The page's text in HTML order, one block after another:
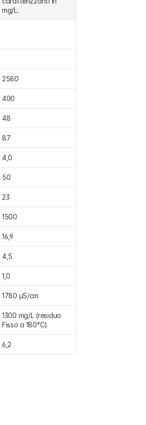
mg/L:
2580
400
48
87
4,0
50
23
1500
16,9
4,5
1,0
1780 μS/cm
1300 mg/L (residuo
Fisso a 180°C)
6,2